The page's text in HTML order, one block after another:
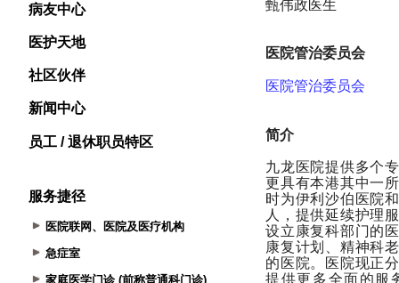
病友中心
医护天地
社区伙伴
新闻中心
员工 / 退休职员特区
服务捷径
医院联网、医院及医疗机构
急症室
家庭医学门诊 (前称普通科门诊)